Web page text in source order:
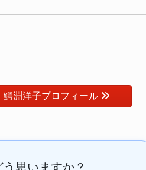
鰐淵洋子プロフィール